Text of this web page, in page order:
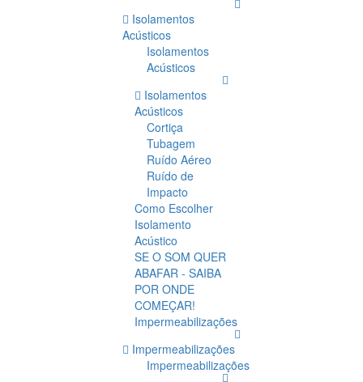
Isolamentos
Acústicos
Isolamentos
Acústicos
Isolamentos
Acústicos
Cortiça
Tubagem
Ruído Aéreo
Ruído de
Impacto
Como Escolher
Isolamento
Acústico
SE O SOM QUER
ABAFAR - SAIBA
POR ONDE
COMEÇAR!
Impermeabilizações
Impermeabilizações
Impermeabilizações